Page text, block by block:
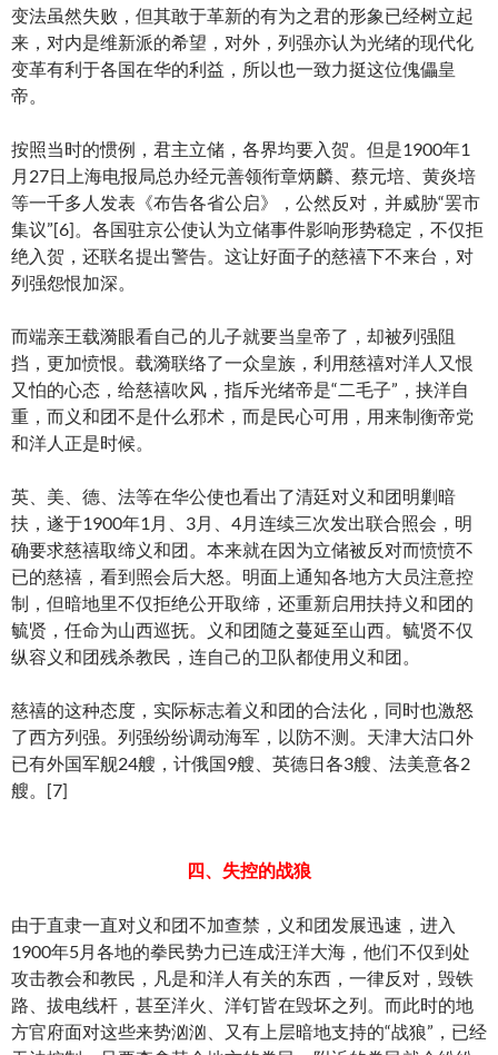
变法虽然失败，但其敢于革新的有为之君的形象已经树立起
来，对内是维新派的希望，对外，列强亦认为光绪的现代化
变革有利于各国在华的利益，所以也一致力挺这位傀儡皇
帝。
按照当时的惯例，君主立储，各界均要入贺。但是1900年1
月27日上海电报局总办经元善领衔章炳麟、蔡元培、黄炎培
等一千多人发表《布告各省公启》，公然反对，并威胁“罢市
集议”[6]。各国驻京公使认为立储事件影响形势稳定，不仅拒
绝入贺，还联名提出警告。这让好面子的慈禧下不来台，对
列强怨恨加深。
而端亲王载漪眼看自己的儿子就要当皇帝了，却被列强阻
挡，更加愤恨。载漪联络了一众皇族，利用慈禧对洋人又恨
又怕的心态，给慈禧吹风，指斥光绪帝是“二毛子”，挟洋自
重，而义和团不是什么邪术，而是民心可用，用来制衡帝党
和洋人正是时候。
英、美、德、法等在华公使也看出了清廷对义和团明剿暗
扶，遂于1900年1月、3月、4月连续三次发出联合照会，明
确要求慈禧取缔义和团。本来就在因为立储被反对而愤愤不
已的慈禧，看到照会后大怒。明面上通知各地方大员注意控
制，但暗地里不仅拒绝公开取缔，还重新启用扶持义和团的
毓贤，任命为山西巡抚。义和团随之蔓延至山西。毓贤不仅
纵容义和团残杀教民，连自己的卫队都使用义和团。
慈禧的这种态度，实际标志着义和团的合法化，同时也激怒
了西方列强。列强纷纷调动海军，以防不测。天津大沽口外
已有外国军舰24艘，计俄国9艘、英德日各3艘、法美意各2
艘。[7]
四、失控的战狼
由于直隶一直对义和团不加查禁，义和团发展迅速，进入
1900年5月各地的拳民势力已连成汪洋大海，他们不仅到处
攻击教会和教民，凡是和洋人有关的东西，一律反对，毁铁
路、拔电线杆，甚至洋火、洋钉皆在毁坏之列。而此时的地
方官府面对这些来势汹汹、又有上层暗地支持的“战狼”，已经